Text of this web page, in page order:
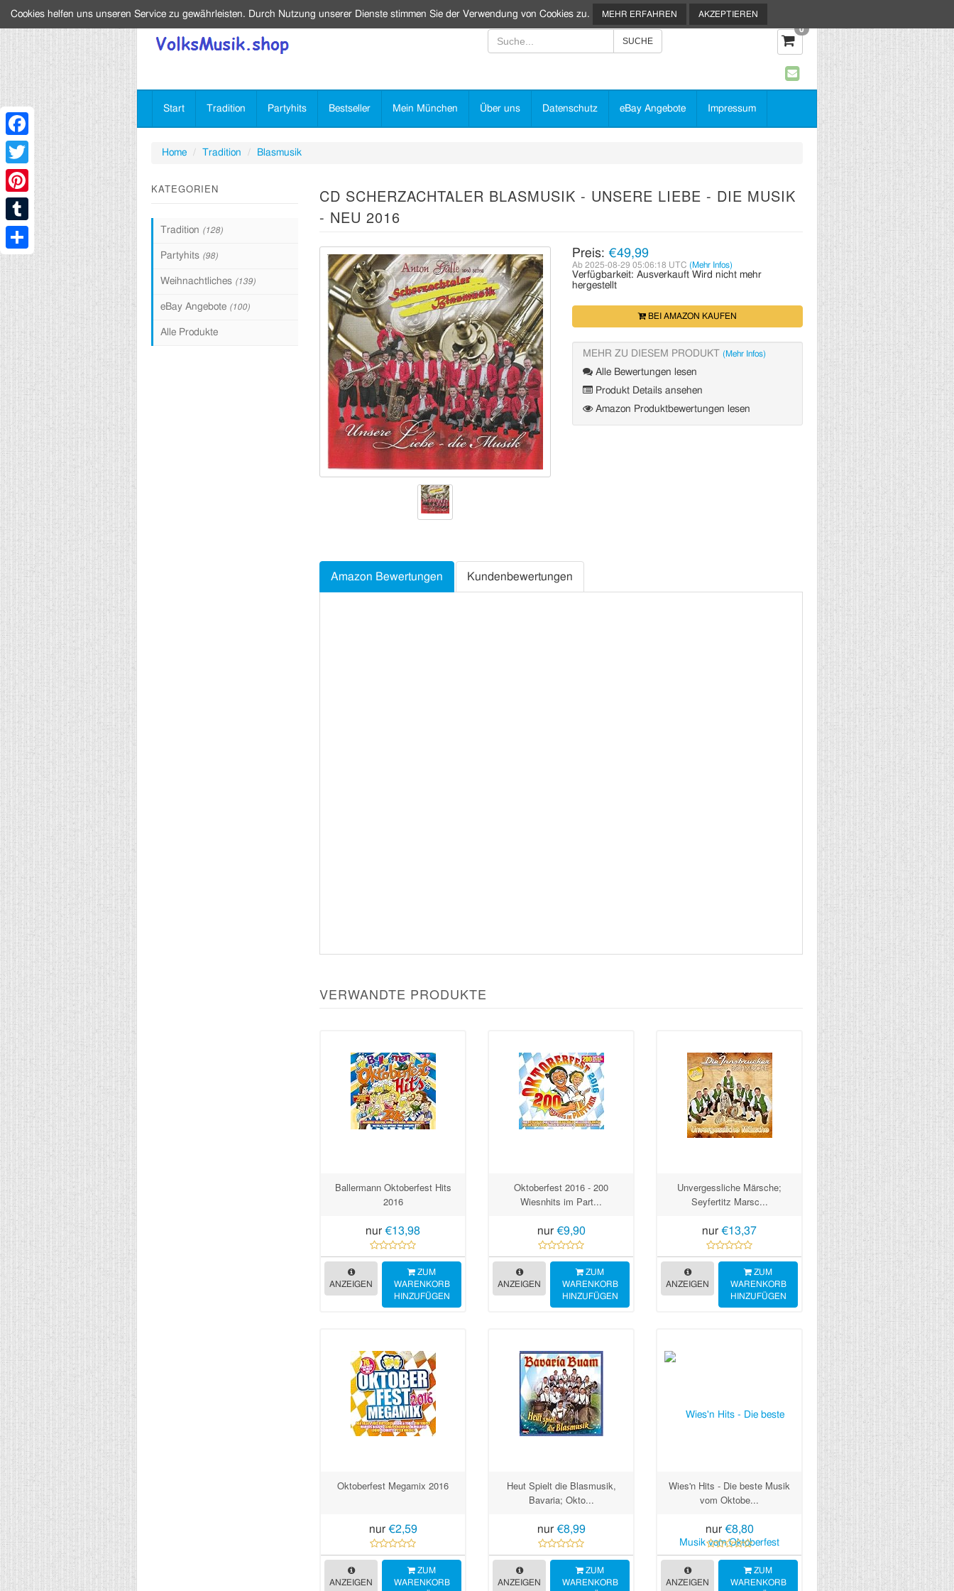
0
Start Tradition Partyhits Bestseller Mein München Über uns Datenschutz eBay Angebote Impressum
Home Tradition Blasmusik
CD SCHERZACHTALER BLASMUSIK - UNSERE LIEBE - DIE MUSIK
- NEU 2016
Preis: €49,99
Ab 2025-08-29 05:06:18 UTC (Mehr Infos)
Verfügbarkeit: Ausverkauft Wird nicht mehr
hergestellt
BEI AMAZON KAUFEN
MEHR ZU DIESEM PRODUKT (Mehr Infos)
Alle Bewertungen lesen
Produkt Details ansehen
Amazon Produktbewertungen lesen
Amazon Bewertungen Kundenbewertungen
VERWANDTE PRODUKTE
Ballermann Oktoberfest Hits
2016
nur €13,98
ANZEIGEN
ZUM
WARENKORB
HINZUFÜGEN
Oktoberfest 2016 - 200
Wiesnhits im Part...
nur €9,90
ANZEIGEN
ZUM
WARENKORB
HINZUFÜGEN
Unvergessliche Märsche;
Seyfertitz Marsc...
nur €13,37
ANZEIGEN
ZUM
WARENKORB
HINZUFÜGEN
Oktoberfest Megamix 2016
nur €2,59
ANZEIGEN
ZUM
WARENKORB
Heut Spielt die Blasmusik,
Bavaria; Okto...
nur €8,99
ANZEIGEN
ZUM
WARENKORB
Wies'n Hits - Die beste Musik
vom Oktobe...
nur €8,80
ANZEIGEN
ZUM
WARENKORB
KATEGORIEN
Tradition (128)
Partyhits (98)
Weihnachtliches (139)
eBay Angebote (100)
Alle Produkte
Cookies helfen uns unseren Service zu gewährleisten. Durch Nutzung unserer Dienste stimmen Sie der Verwendung von Cookies zu. MEHR ERFAHREN AKZEPTIEREN
Facebook
Twitter
Pinterest
Tumblr
Share